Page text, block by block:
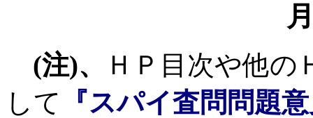
(注)、
ＨＰ目次や他の
して
『スパイ査問問題